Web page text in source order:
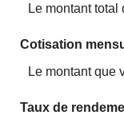
Le montant
Cotisation
Le montant que
Taux de